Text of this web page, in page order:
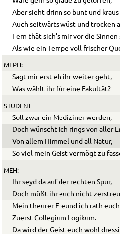
Aber sieht drinn so bunt und kraus
Auch seitwärts wüst und trocken
Fern thät sich’s mir vor die
Als wie ein Tempe voll frischer
MEPH:
Sagt mir erst eh ihr weiter geht,
Was wählt ihr für eine Fakultät?
STUDENT
Soll zwar ein Mediziner werden,
Doch wünscht ich rings von aller
Von allem Himmel und all Natur,
So viel mein Geist vermögt zu
MEH:
Ihr seyd da auf der rechten Spur,
Doch müßt ihr euch nicht
Mein theurer Freund ich rath
Zuerst Collegium Logikum.
Da wird der Geist euch wohl